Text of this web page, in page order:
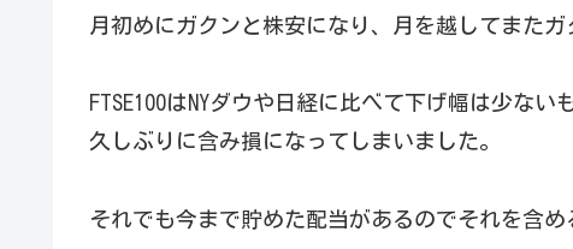
月初めにガクンと株安になり、月を越してまたガ
FTSE100はNYダウや日経に比べて下げ幅は少な
久しぶりに含み損になってしまいました。
それでも今まで貯めた配当があるのでそれを含め